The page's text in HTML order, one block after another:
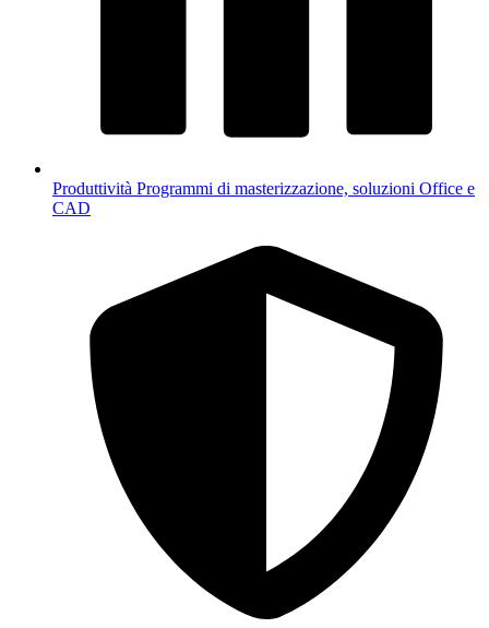
Produttività Programmi di masterizzazione, soluzioni Office e
CAD